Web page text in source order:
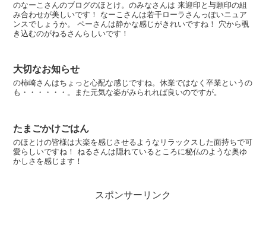
のなーこさんのブログのほとけ。のみなさんは 来迎印と与願印の組
み合わせが美しいです！ なーこさんは若干ローラさんっぽいニュア
ンスでしょうか。 ペーさんは静かな感じがきれいですね！ 穴から覗
き込むのがねるさんらしいです！
大切なお知らせ
の柿崎さんはちょっと心配な感じですね。休業ではなく卒業というの
も・・・・・・。また元気な姿がみられれば良いのですが。
たまごかけごはん
のほとけの皆様は大楽を感じさせるようなリラックスした面持ちで可
愛らしいですね！ ねるさんは隠れているところに秘仏のような奥ゆ
かしさを感じます！
スポンサーリンク